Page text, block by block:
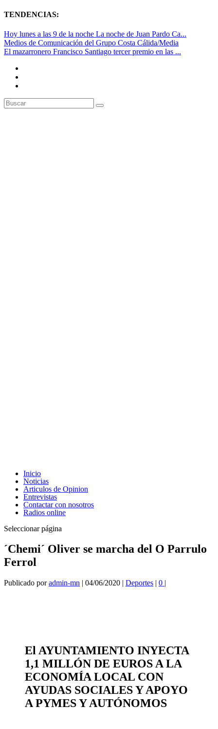
TENDENCIAS:
Hoy lunes a las 9 de la noche La noche de Juan Pardo Ca...
Medios de Comunicación del Grupo Costa Cálida/Media
El mazarronero Francisco Santiago tercer premio en las ...
Inicio
Noticias
Articulos de Opinion
Entrevistas
Contactar con nosotros
Radios online
Seleccionar página
´Chemi´ Oliver se marcha del O Parrulo
Ferrol
Publicado poradmin-mn | 04/06/2020 | Deportes | 0 |
El AYUNTAMIENTO INYECTA
1,1 MILLÓN DE EUROS A LA
ECONOMÍA LOCAL CON
AYUDAS SOCIALES Y APOYO
A PYMES Y AUTÓNOMOS